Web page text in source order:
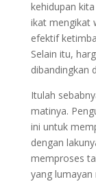
kehidupan
ikat mengikat
efektif
Selain itu,
dibandingkan
Itulah
matinya.
ini untuk
dengan
memproses
yang lumayan